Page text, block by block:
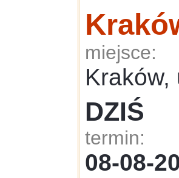
miejsce:
Kraków,
DZIŚ
termin:
08-08-